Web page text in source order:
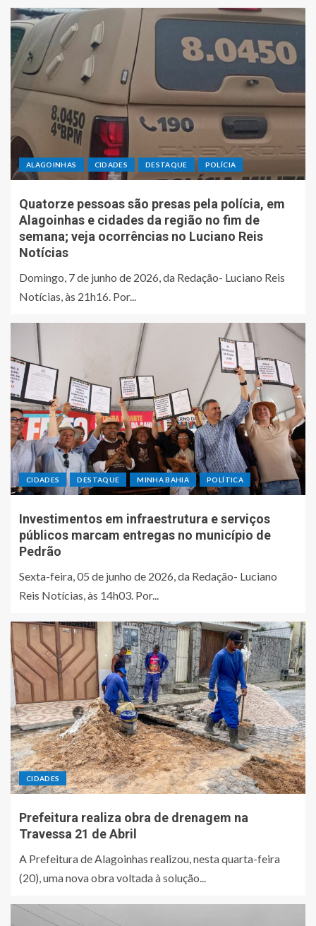
ALAGOINHAS CIDADES DESTAQUE POLÍCIA
Quatorze pessoas são presas pela polícia, em
Alagoinhas e cidades da região no fim de
semana; veja ocorrências no Luciano Reis
Notícias
Domingo, 7 de junho de 2026, da Redação- Luciano Reis
Notícias, às 21h16. Por...
CIDADES DESTAQUE MINHA BAHIA POLÍTICA
Investimentos em infraestrutura e serviços
públicos marcam entregas no município de
Pedrão
Sexta-feira, 05 de junho de 2026, da Redação- Luciano
Reis Notícias, às 14h03. Por...
CIDADES
Prefeitura realiza obra de drenagem na
Travessa 21 de Abril
A Prefeitura de Alagoinhas realizou, nesta quarta-feira
(20), uma nova obra voltada à solução...